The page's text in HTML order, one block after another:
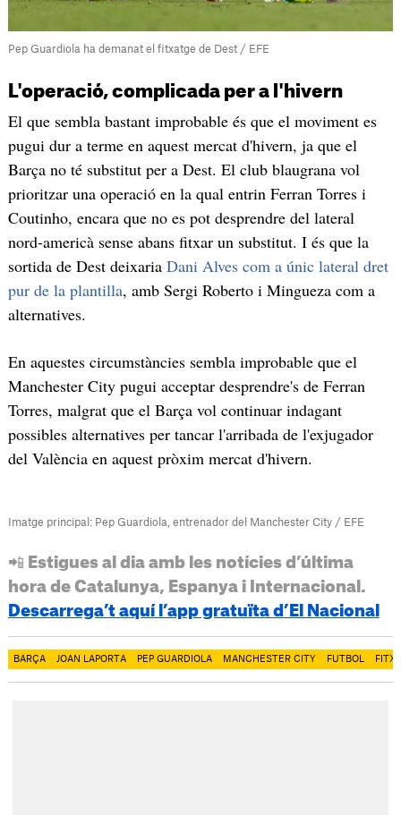
Pep Guardiola ha demanat el fitxatge de Dest / EFE
L'operació, complicada per a l'hivern
El que sembla bastant improbable és que el moviment es
pugui dur a terme en aquest mercat d'hivern, ja que el
Barça no té substitut per a Dest. El club blaugrana vol
prioritzar una operació en la qual entrin Ferran Torres i
Coutinho, encara que no es pot desprendre del lateral
nord-americà sense abans fitxar un substitut. I és que la
sortida de Dest deixaria Dani Alves com a únic lateral dret
pur de la plantilla, amb Sergi Roberto i Mingueza com a
alternatives.
En aquestes circumstàncies sembla improbable que el
Manchester City pugui acceptar desprendre's de Ferran
Torres, malgrat que el Barça vol continuar indagant
possibles alternatives per tancar l'arribada de l'exjugador
del València en aquest pròxim mercat d'hivern.
Imatge principal: Pep Guardiola, entrenador del Manchester City / EFE
📲 Estigues al dia amb les notícies d’última
hora de Catalunya, Espanya i Internacional.
Descarrega’t aquí l’app gratuïta d’El Nacional
BARÇA JOAN LAPORTA PEP GUARDIOLA MANCHESTER CITY FUTBOL